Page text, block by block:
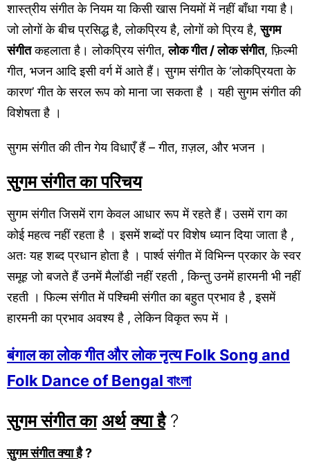
शास्त्रीय संगीत के नियम या किसी खास नियमों में नहीं बाँधा गया है।
जो लोगों के बीच प्रसिद्ध है, लोकप्रिय है, लोगों को प्रिय है,सुगम
संगीतकहलाता है। लोकप्रिय संगीत,लोक गीत / लोक संगीत, फ़िल्मी
गीत, भजन आदि इसी वर्ग में आते हैं। सुगम संगीत के ‘लोकप्रियता के
कारण’ गीत के सरल रूप को माना जा सकता है । यही सुगम संगीत की
विशेषता है ।
सुगम संगीत की तीन गेय विधाएँ हैं – गीत, ग़ज़ल, और भजन ।
सुगम संगीत का परिचय
सुगम संगीत जिसमें राग केवल आधार रूप में रहते हैं। उसमें राग का
कोई महत्व नहीं रहता है । इसमें शब्दों पर विशेष ध्यान दिया जाता है ,
अतः यह शब्द प्रधान होता है । पार्श्व संगीत में विभिन्न प्रकार के स्वर
समूह जो बजते हैं उनमें मैलॉडी नहीं रहती , किन्तु उनमें हारमनी भी नहीं
रहती । फिल्म संगीत में पश्चिमी संगीत का बहुत प्रभाव है , इसमें
हारमनी का प्रभाव अवश्य है , लेकिन विकृत रूप में ।
बंगाल का लोक गीत और लोक नृत्य Folk Song and
Folk Dance of Bengal বাংলা
सुगम संगीत का अर्थ क्या है?
सुगम संगीतक्या है?